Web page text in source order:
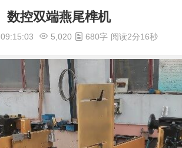
数控双端燕尾榫机
09:15:03 5,020 680字 阅读2分16秒